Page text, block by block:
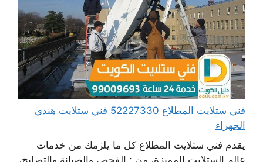
فني ستلايت المطلاع 52227330 فني ستلايت هندي
الجهراء
يقدم فني ستلايت المطلاع كل ما يلزمك من خدمات
عالم الستلايت المميزة، من : الفحص والصيانة والتصليح،